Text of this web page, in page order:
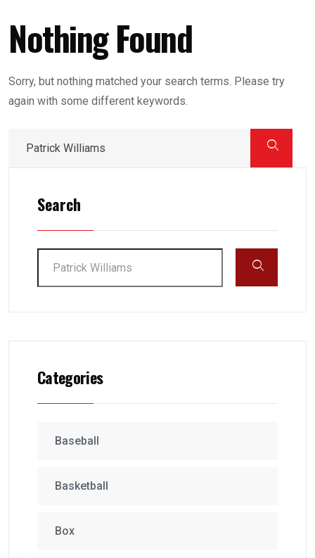
Nothing Found
Sorry, but nothing matched your search terms. Please try
again with some different keywords.
Search
Categories
Baseball
Basketball
Box